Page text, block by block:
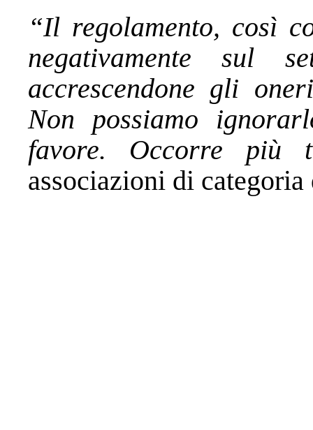
“Il regolamento, così
negativamente sul
accrescendone gli
Non possiamo
favore. Occorre più
associazioni di